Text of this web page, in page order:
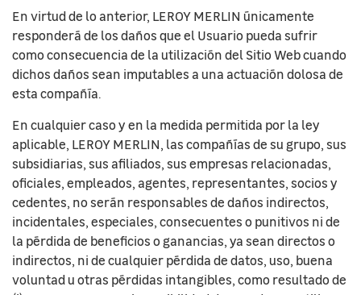
En virtud de lo anterior, LEROY MERLIN únicamente
responderá de los daños que el Usuario pueda sufrir
como consecuencia de la utilización del Sitio Web cuando
dichos daños sean imputables a una actuación dolosa de
esta compañía.
En cualquier caso y en la medida permitida por la ley
aplicable, LEROY MERLIN, las compañías de su grupo, sus
subsidiarias, sus afiliados, sus empresas relacionadas,
oficiales, empleados, agentes, representantes, socios y
cedentes, no serán responsables de daños indirectos,
incidentales, especiales, consecuentes o punitivos ni de
la pérdida de beneficios o ganancias, ya sean directos o
indirectos, ni de cualquier pérdida de datos, uso, buena
voluntad u otras pérdidas intangibles, como resultado de